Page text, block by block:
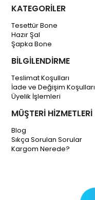
KATEGORİLER
Tesettür Bone
Hazır Şal
Şapka Bone
BİLGİLENDİRME
Teslimat Koşulları
İade ve Değişim Koşulları
Üyelik İşlemleri
MÜŞTERİ HİZMETLERİ
Blog
Sıkça Sorulan Sorular
Kargom Nerede?